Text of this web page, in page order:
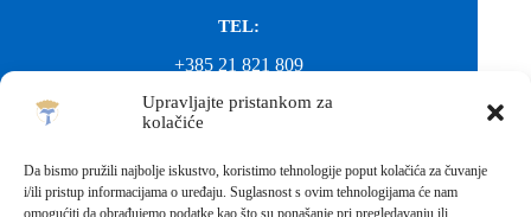
Upravljajte pristankom za
kolačiće
Da bismo pružili najbolje iskustvo, koristimo tehnologije poput kolačića za čuvanje
i/ili pristup informacijama o uređaju. Suglasnost s ovim tehnologijama će nam
omogućiti da obrađujemo podatke kao što su ponašanje pri pregledavanju ili
TEL:
+385 21 821 809
EMAIL:
EMAIL: